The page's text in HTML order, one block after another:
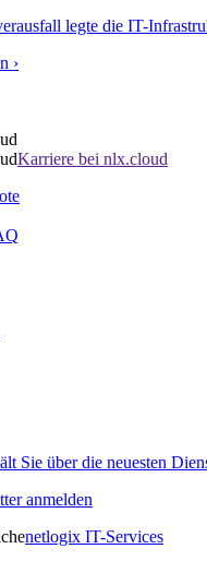
legte die IT-
›
Karriere bei nlx.cloud
Sie über die neuesten
anmelden
netlogix IT-Services